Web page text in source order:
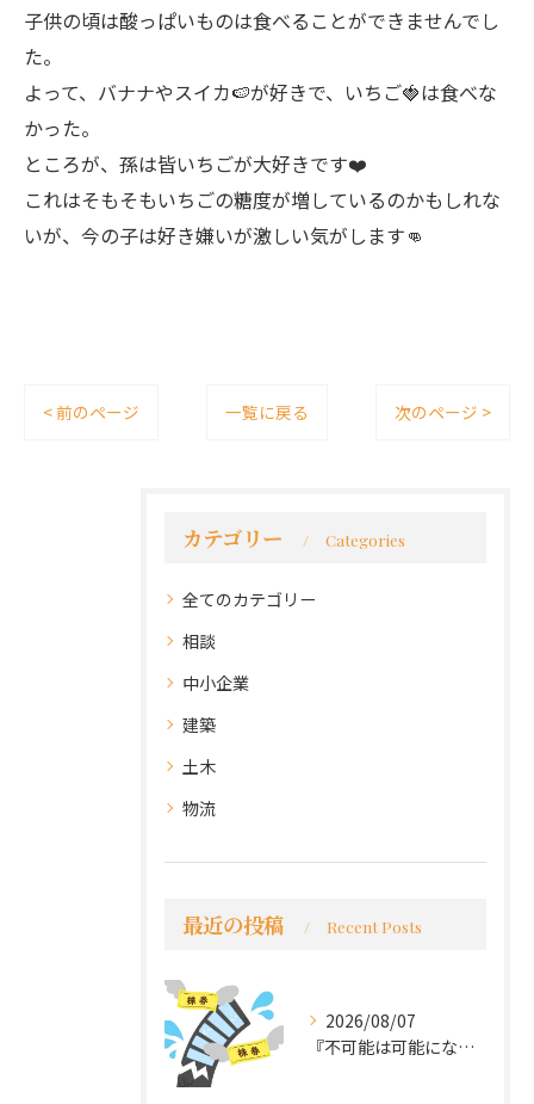
子供の頃は酸っぱいものは食べることができませんでし
た。
よって、バナナやスイカ🍉が好きで、いちご🍓は食べな
かった。
ところが、孫は皆いちごが大好きです❤️
これはそもそもいちごの糖度が増しているのかもしれな
いが、今の子は好き嫌いが激しい気がします👊
< 前のページ 一覧に戻る 次のページ >
カテゴリー Categories
全てのカテゴリー
相談
中小企業
建築
土木
物流
最近の投稿 Recent Posts
2026/08/07
『不可能は可能になる』